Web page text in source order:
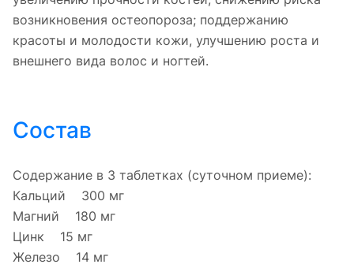
возникновения остеопороза; поддержанию
красоты и молодости кожи, улучшению роста и
внешнего вида волос и ногтей.
Состав
Содержание в 3 таблетках (суточном приеме):
Кальций 300 мг
Магний 180 мг
Цинк 15 мг
Железо 14 мг